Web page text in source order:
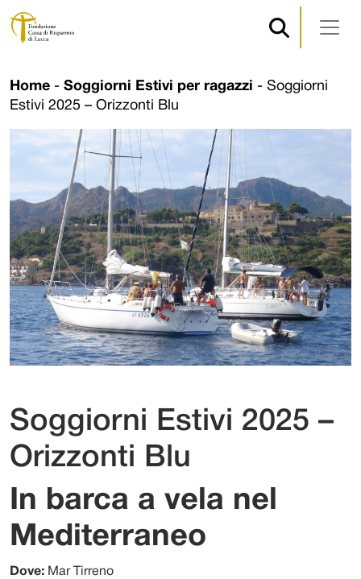
Navigazione principale
Home - Soggiorni Estivi per ragazzi - Soggiorni
Estivi 2025 – Orizzonti Blu
Soggiorni Estivi 2025 –
Orizzonti Blu
In barca a vela nel
Mediterraneo
Dove: Mar Tirreno